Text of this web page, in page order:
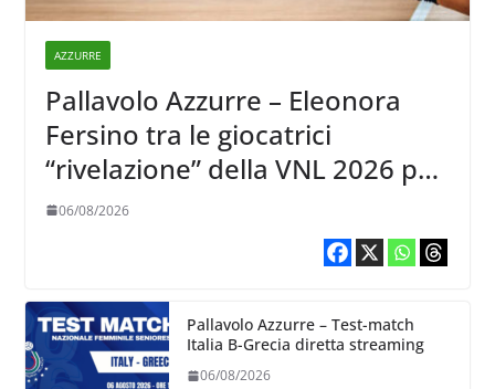
AZZURRE
Pallavolo Azzurre – Eleonora
Fersino tra le giocatrici
“rivelazione” della VNL 2026 per
Volleyball World
06/08/2026
Pallavolo Azzurre – Test-match
Italia B-Grecia diretta streaming
06/08/2026